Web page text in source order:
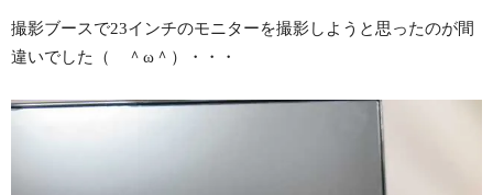
撮影ブースで23インチのモニターを撮影しようと思ったのが間
違いでした（ ＾ω＾）・・・